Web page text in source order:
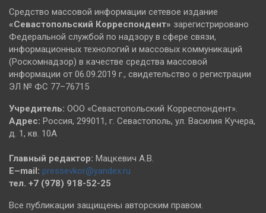
Средство массовой информации сетевое издание
«Севастопольский Корреспондент» зарегистрировано
Федеральной службой по надзору в сфере связи,
информационных технологий и массовых коммуникаций
(Роскомнадзор) в качестве средства массовой
информации от 06.09.2019 г., свидетельство о регистрации
ЭЛ № ФС 77–76715
Учредитель: ООО «Севастопольский Корреспондент».
Адрес: Россия, 299011, г. Севастополь, ул. Василия Кучера,
д. 1, кв. 10А
Главный редактор: Мацкевич А.В.
E–mail: pressevkor@yandex.ru
тел. +7 (978) 918-52-25
Все публикации защищены авторским правом.